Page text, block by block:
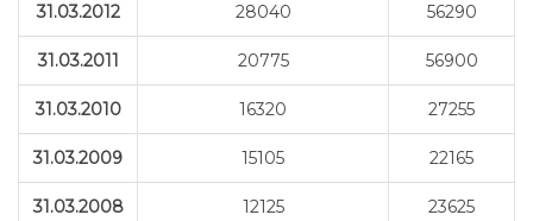
31.03.2012 28040 56290
31.03.2011 20775 56900
31.03.2010 16320 27255
31.03.2009 15105 22165
31.03.2008 12125 23625